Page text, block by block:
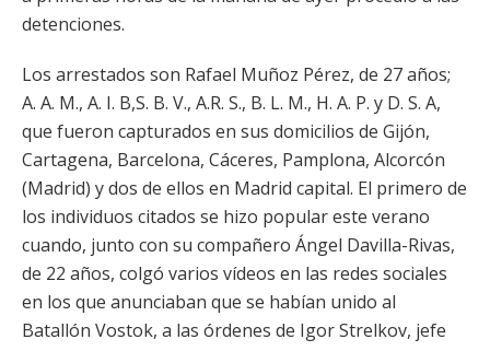
detenciones.
Los arrestados son Rafael Muñoz Pérez, de 27 años;
A. A. M., A. I. B,S. B. V., A.R. S., B. L. M., H. A. P. y D. S. A,
que fueron capturados en sus domicilios de Gijón,
Cartagena, Barcelona, Cáceres, Pamplona, Alcorcón
(Madrid) y dos de ellos en Madrid capital. El primero de
los individuos citados se hizo popular este verano
cuando, junto con su compañero Ángel Davilla-Rivas,
de 22 años, colgó varios vídeos en las redes sociales
en los que anunciaban que se habían unido al
Batallón Vostok, a las órdenes de Igor Strelkov, jefe